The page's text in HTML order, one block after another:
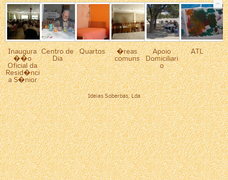
Inaugura
��o
Oficial da
Resid�nci
a S�nior
Centro de
Dia
Quartos �reas
comuns
Apoio
Domiciliari
o
ATL
Ideias Soberbas, Lda